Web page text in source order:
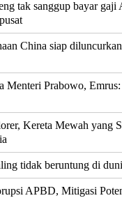
tak sanggup bayar gaji
China siap
Menteri Prabowo, Emrus:
Kereta Mewah yang
tidak beruntung di
APBD, Mitigasi